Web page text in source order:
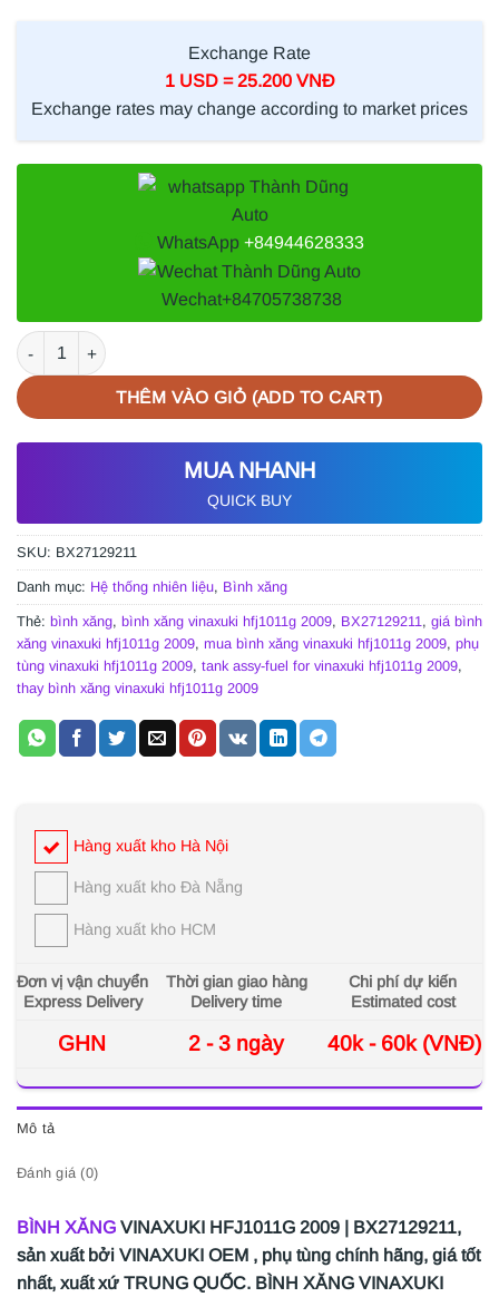
Exchange Rate
1 USD = 25.200 VNĐ
Exchange rates may change according to market prices
WhatsApp +84944628333
Wechat+84705738738
BÌNH XĂNG VINAXUKI HFJ1011G 2009 | BX27129211 số lượng
THÊM VÀO GIỎ (ADD TO CART)
MUA NHANH
QUICK BUY
SKU: BX27129211
Danh mục: Hệ thống nhiên liệu, Bình xăng
Thẻ: bình xăng, bình xăng vinaxuki hfj1011g 2009, BX27129211, giá bình
xăng vinaxuki hfj1011g 2009, mua bình xăng vinaxuki hfj1011g 2009, phụ
tùng vinaxuki hfj1011g 2009, tank assy-fuel for vinaxuki hfj1011g 2009,
thay bình xăng vinaxuki hfj1011g 2009
Hàng xuất kho Hà Nội
Hàng xuất kho Đà Nẵng
Hàng xuất kho HCM
Đơn vị vận chuyển
Express Delivery
Thời gian giao hàng
Delivery time
Chi phí dự kiến
Estimated cost
GHN 2 - 3 ngày 40k - 60k (VNĐ)
Mô tả
Đánh giá (0)
BÌNH XĂNG VINAXUKI HFJ1011G 2009 | BX27129211,
sản xuất bởi VINAXUKI OEM , phụ tùng chính hãng, giá tốt
nhất, xuất xứ TRUNG QUỐC. BÌNH XĂNG VINAXUKI